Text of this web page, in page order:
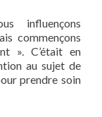
influençons
commençons
». C’était en
au sujet de
prendre soin